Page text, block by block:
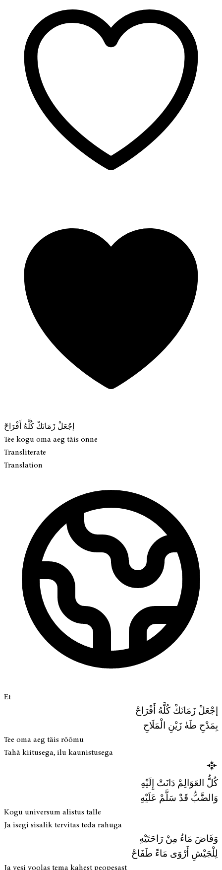
إجْعَلْ زَمَانَكْ كُلَّهُ أَفْرَاحْ
Tee kogu oma aeg täis õnne
Transliterate
Translation
Et
إجْعَلْ زَمَانَكْ كُلَّهُ أَفْرَاحْ
بِمَدْحِ طَهٰ زَيْنِ الْمَلَاحِ
Tee oma aeg täis rõõmu
Tahā kiitusega, ilu kaunistusega
كُلُّ العَوَالِمْ دَانَتْ إِلَيْهِ
وَالضَّبُّ قَدْ سَلَّمْ عَلَيْهِ
Kogu universum alistus talle
Ja isegi sisalik tervitas teda rahuga
وَفَاضَ مَاءٌ مِنْ رَاحَتَيْهِ
لِلْجَيْشِ أَرْوَى مَاءً طَفَاحْ
Ja vesi voolas tema kahest peopesast